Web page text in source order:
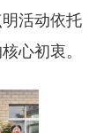
活动依托
心初衷。